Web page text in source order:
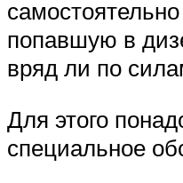
попавшую в
вряд ли по
Для этого
специальное